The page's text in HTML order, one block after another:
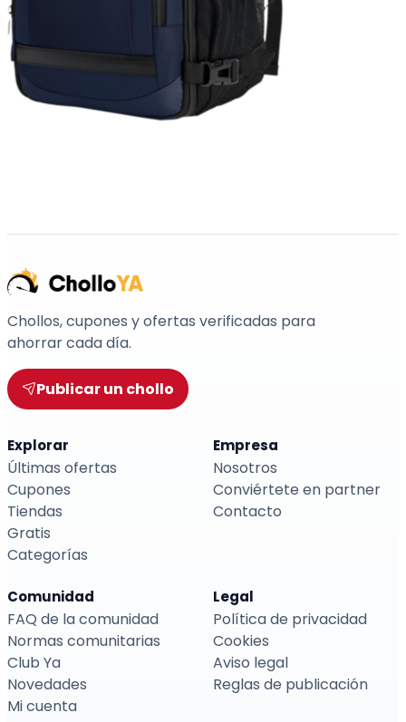
Chollos, cupones y ofertas verificadas para
ahorrar cada día.
Publicar un chollo
Explorar
Últimas ofertas
Cupones
Tiendas
Gratis
Categorías
Empresa
Nosotros
Conviértete en partner
Contacto
Comunidad
FAQ de la comunidad
Normas comunitarias
Club Ya
Novedades
Mi cuenta
Legal
Política de privacidad
Cookies
Aviso legal
Reglas de publicación